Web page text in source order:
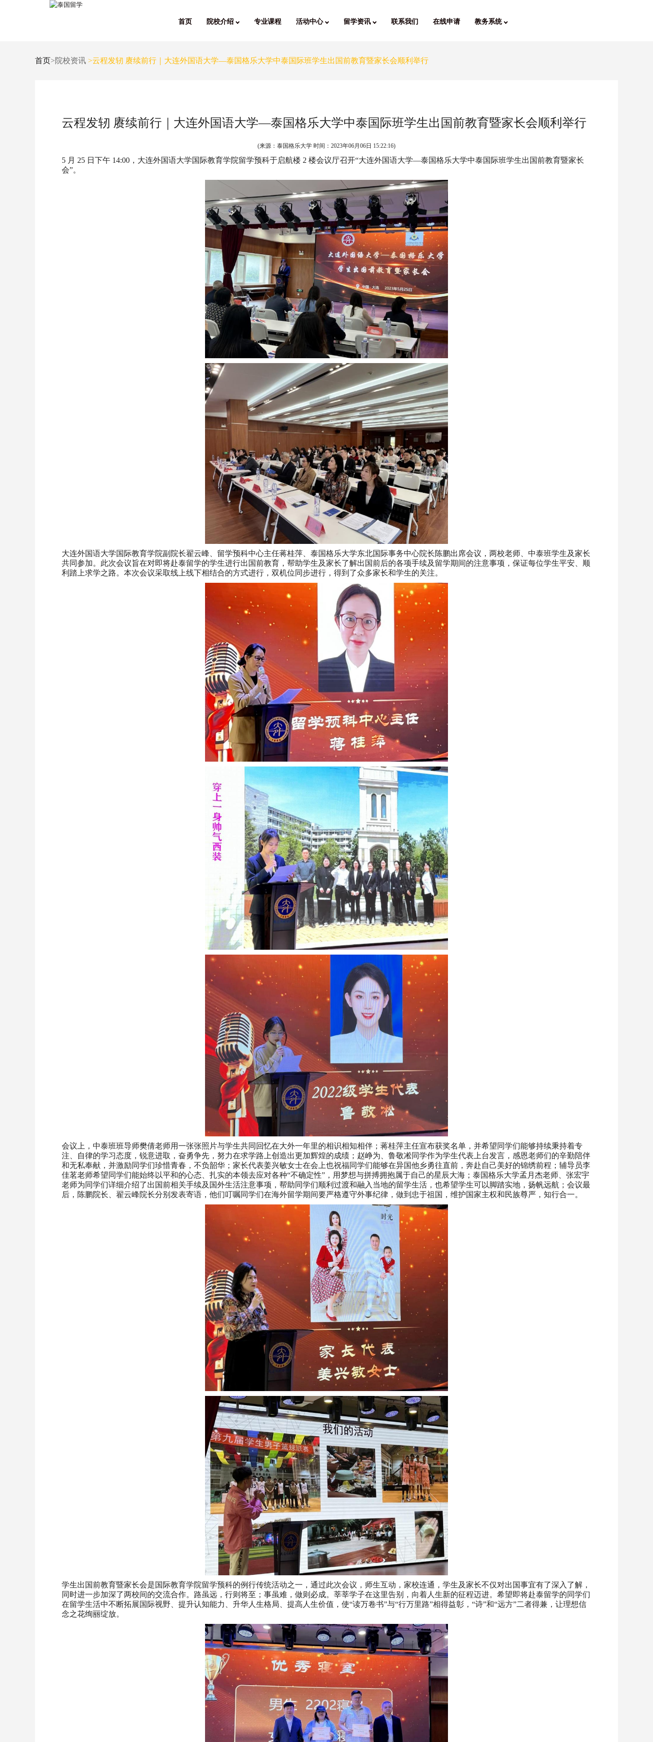
首页 院校介绍 专业课程 活动中心 留学资讯 联系我们 在线申请 教务系统
首页>院校资讯 >云程发轫 赓续前行｜大连外国语大学—泰国格乐大学中泰国际班学生出国前教育暨家长会顺利举行
云程发轫 赓续前行｜大连外国语大学—泰国格乐大学中泰国际班学生出国前教育暨家长会顺利举行
(来源：泰国格乐大学 时间： 2023年06月06日 15:22:16)
5 月 25 日下午 14:00，大连外国语大学国际教育学院留学预科于启航楼 2 楼会议厅召开“大连外国语大学—泰国格乐大学中泰国际班学生出国前教育暨家长
会”。
大连外国语大学国际教育学院副院长翟云峰、留学预科中心主任蒋桂萍、泰国格乐大学东北国际事务中心院长陈鹏出席会议，两校老师、中泰班学生及家长
共同参加。此次会议旨在对即将赴泰留学的学生进行出国前教育，帮助学生及家长了解出国前后的各项手续及留学期间的注意事项，保证每位学生平安、顺
利踏上求学之路。本次会议采取线上线下相结合的方式进行，双机位同步进行，得到了众多家长和学生的关注。
会议上，中泰班班导师樊倩老师用一张张照片与学生共同回忆在大外一年里的相识相知相伴；蒋桂萍主任宣布获奖名单，并希望同学们能够持续秉持着专
注、自律的学习态度，锐意进取，奋勇争先，努力在求学路上创造出更加辉煌的成绩；赵峥为、鲁敬凇同学作为学生代表上台发言，感恩老师们的辛勤陪伴
和无私奉献，并激励同学们珍惜青春，不负韶华；家长代表姜兴敏女士在会上也祝福同学们能够在异国他乡勇往直前，奔赴自己美好的锦绣前程；辅导员李
佳茗老师希望同学们能始终以平和的心态、扎实的本领去应对各种“不确定性”，用梦想与拼搏拥抱属于自己的星辰大海；泰国格乐大学孟月杰老师、张宏宇
老师为同学们详细介绍了出国前相关手续及国外生活注意事项，帮助同学们顺利过渡和融入当地的留学生活，也希望学生可以脚踏实地，扬帆远航；会议最
后，陈鹏院长、翟云峰院长分别发表寄语，他们叮嘱同学们在海外留学期间要严格遵守外事纪律，做到忠于祖国，维护国家主权和民族尊严，知行合一。
学生出国前教育暨家长会是国际教育学院留学预科的例行传统活动之一，通过此次会议，师生互动，家校连通，学生及家长不仅对出国事宜有了深入了解，
同时进一步加深了两校间的交流合作。路虽远，行则将至；事虽难，做则必成。莘莘学子在这里告别，向着人生新的征程迈进。希望即将赴泰留学的同学们
在留学生活中不断拓展国际视野、提升认知能力、升华人生格局、提高人生价值，使“读万卷书”与“行万里路”相得益彰，“诗”和“远方”二者得兼，让理想信
念之花绚丽绽放。